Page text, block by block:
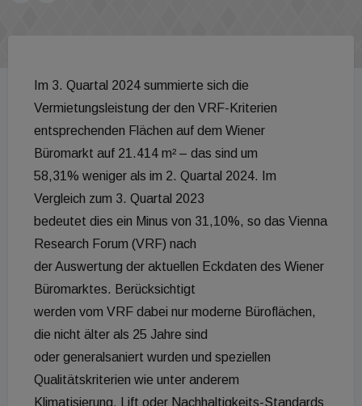
Im 3. Quartal 2024 summierte sich die
Vermietungsleistung der den VRF-Kriterien
entsprechenden Flächen auf dem Wiener
Büromarkt auf 21.414 m² – das sind um
58,31% weniger als im 2. Quartal 2024. Im
Vergleich zum 3. Quartal 2023
bedeutet dies ein Minus von 31,10%, so das Vienna
Research Forum (VRF) nach
der Auswertung der aktuellen Eckdaten des Wiener
Büromarktes. Berücksichtigt
werden vom VRF dabei nur moderne Büroflächen,
die nicht älter als 25 Jahre sind
oder generalsaniert wurden und speziellen
Qualitätskriterien wie unter anderem
Klimatisierung, Lift oder Nachhaltigkeits-Standards